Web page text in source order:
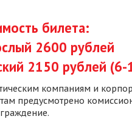
билета:
2600 рублей
2150 рублей (6-
компаниям и
предусмотрено